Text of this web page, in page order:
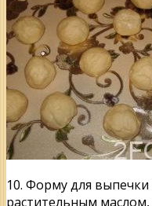
10. Форму для
растительным